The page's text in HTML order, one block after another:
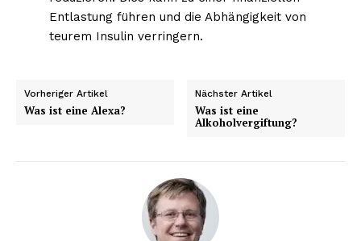
Entlastung führen und die Abhängigkeit von
teurem Insulin verringern.
Vorheriger Artikel
Was ist eine Alexa?
Nächster Artikel
Was ist eine
Alkoholvergiftung?